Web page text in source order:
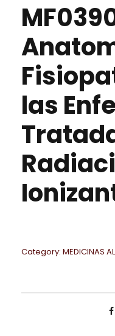
las
Category: MEDICINAS